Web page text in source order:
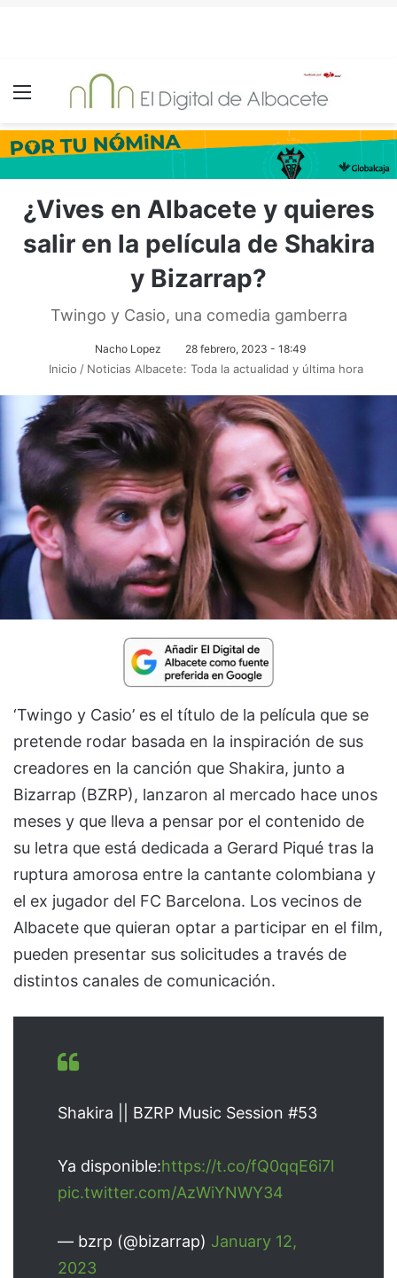
Menú
¿Vives en Albacete y quieres
salir en la película de Shakira
y Bizarrap?
Twingo y Casio, una comedia gamberra
Nacho Lopez 28 febrero, 2023 - 18:49
Inicio / Noticias Albacete: Toda la actualidad y última hora
‘Twingo y Casio’ es el título de la película que se
pretende rodar basada en la inspiración de sus
creadores en la canción que Shakira, junto a
Bizarrap (BZRP), lanzaron al mercado hace unos
meses y que lleva a pensar por el contenido de
su letra que está dedicada a Gerard Piqué tras la
ruptura amorosa entre la cantante colombiana y
el ex jugador del FC Barcelona. Los vecinos de
Albacete que quieran optar a participar en el film,
pueden presentar sus solicitudes a través de
distintos canales de comunicación.
Shakira || BZRP Music Session #53
Ya disponible:https://t.co/fQ0qqE6i7l
pic.twitter.com/AzWiYNWY34
— bzrp (@bizarrap) January 12,
2023